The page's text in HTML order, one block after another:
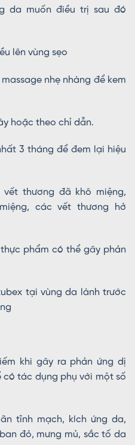
da muốn điều trị sau đó
lên vùng sẹo
nhẹ nhàng để kem
hoặc theo chỉ dẫn.
3 tháng để đem lại hiệu
thương đã khô miệng,
các vết thương hở
phẩm có thể gây phản
tại vùng da lành trước
khi gây ra phản ứng dị
tác dụng phụ với một số
tĩnh mạch, kích ứng da,
đỏ, mưng mủ, sắc tố da